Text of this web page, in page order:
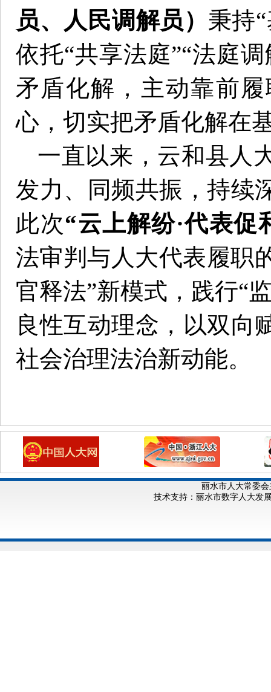
员、人民调解员） 秉持
依托“共享法庭”“法庭
矛盾化解，主动靠前
心，切实把矛盾化解在
一直以来，云和县人
发力、同频共振，持续
此次“云上解纷·代表促
法审判与人大代表履职
官释法”新模式，践行“
良性互动理念，以双向
社会治理法治新动能。
丽水市人大常委会
技术支持：丽水市数字人大发